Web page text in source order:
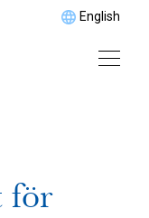
English
för